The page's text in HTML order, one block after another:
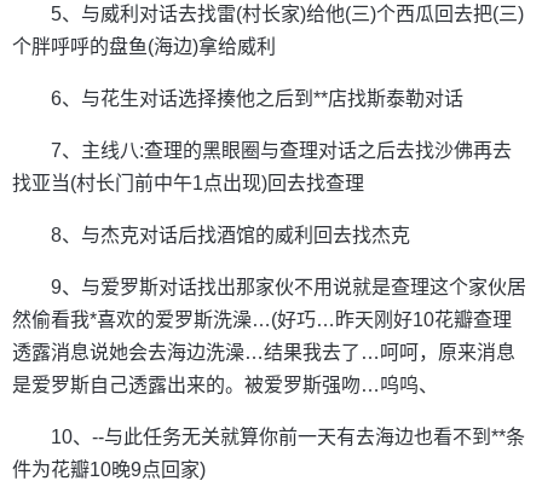
5、与威利对话去找雷(村长家)给他(三)个西瓜回去把(三)
个胖呼呼的盘鱼(海边)拿给威利
6、与花生对话选择揍他之后到**店找斯泰勒对话
7、主线八:查理的黑眼圈与查理对话之后去找沙佛再去
找亚当(村长门前中午1点出现)回去找查理
8、与杰克对话后找酒馆的威利回去找杰克
9、与爱罗斯对话找出那家伙不用说就是查理这个家伙居
然偷看我*喜欢的爱罗斯洗澡…(好巧…昨天刚好10花瓣查理
透露消息说她会去海边洗澡…结果我去了…呵呵，原来消息
是爱罗斯自己透露出来的。被爱罗斯强吻…呜呜、
10、--与此任务无关就算你前一天有去海边也看不到**条
件为花瓣10晚9点回家)